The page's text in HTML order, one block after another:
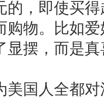
的，即使买
购物。比如
显摆，而是
美国人全都